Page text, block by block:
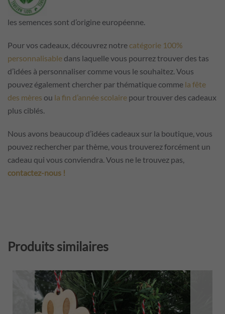
les semences sont d’origine européenne.
Pour vos cadeaux, découvrez notre catégorie 100%
personnalisable dans laquelle vous pourrez trouver des tas
d’idées à personnaliser comme vous le souhaitez. Vous
pouvez également chercher par thématique comme la fête
des mères ou la fin d’année scolaire pour trouver des cadeaux
plus ciblés.
Nous avons beaucoup d’idées cadeaux sur la boutique, vous
pouvez rechercher par thème, vous trouverez forcément un
cadeau qui vous conviendra. Vous ne le trouvez pas,
contactez-nous !
Produits similaires